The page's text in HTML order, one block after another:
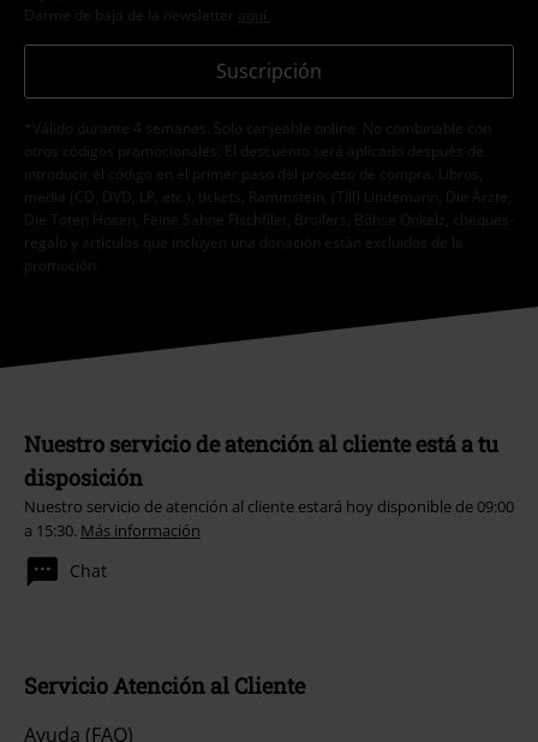
Darme de baja de la newsletter
aquí
Suscripción
*Válido durante 4 semanas. Solo canjeable online. No combinable con
otros códigos promocionales. El descuento será aplicado después de
introducir el código en el primer paso del proceso de compra. Libros,
media (CD, DVD, LP, etc.), tickets, Rammstein, (Till) Lindemann, Die Ärzte,
Die Toten Hosen, Feine Sahne Fischfilet, Broilers, Böhse Onkelz, cheques-
regalo y artículos que incluyen una donación están excluidos de la
promoción.
Nuestro servicio de atención al cliente está a tu
disposición
Nuestro servicio de atención al cliente estará hoy disponible de 09:00
a 15:30. Más información
Chat
Servicio Atención al Cliente
Ayuda (FAQ)